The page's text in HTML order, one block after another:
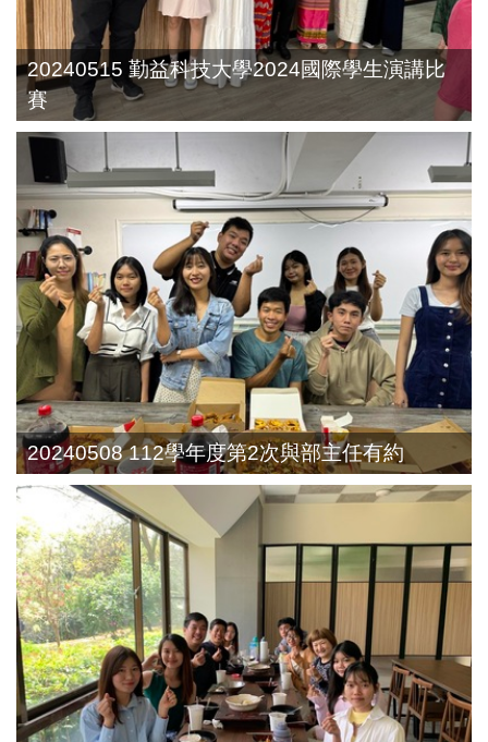
20240515 勤益科技大學2024國際學生演講比
賽
20240508 112學年度第2次與部主任有約